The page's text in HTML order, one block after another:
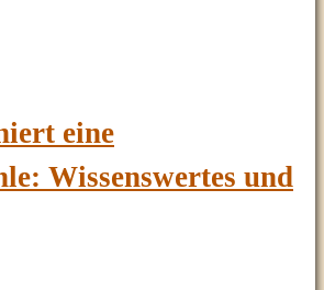
eine
Wissenswertes und